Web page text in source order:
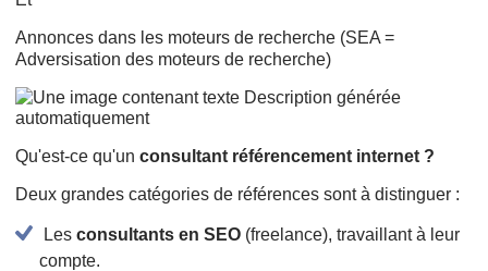
Annonces dans les moteurs de recherche (SEA =
Adversisation des moteurs de recherche)
Qu'est-ce qu'unconsultant référencement internet ?
Deux grandes catégories de références sont à distinguer :
Lesconsultants en SEO (freelance), travaillant à leur
compte.